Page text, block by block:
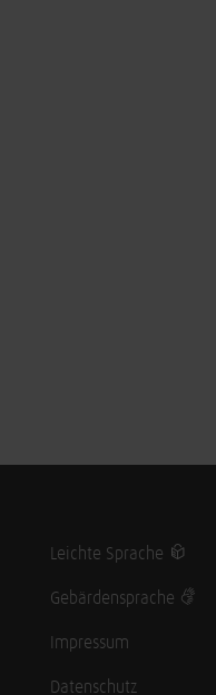
Leichte Sprache
Gebärdensprache
Impressum
Datenschutz